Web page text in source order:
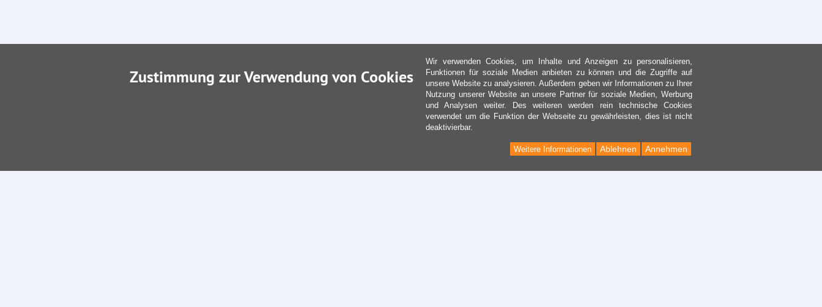
Zustimmung zur Verwendung von Cookies
Wir verwenden Cookies, um Inhalte und Anzeigen zu personalisieren,
Funktionen für soziale Medien anbieten zu können und die Zugriffe auf
unsere Website zu analysieren. Außerdem geben wir Informationen zu Ihrer
Nutzung unserer Website an unsere Partner für soziale Medien, Werbung
und Analysen weiter. Des weiteren werden rein technische Cookies
verwendet um die Funktion der Webseite zu gewährleisten, dies ist nicht
deaktivierbar.
Annehmen
Ablehnen
Weitere Informationen